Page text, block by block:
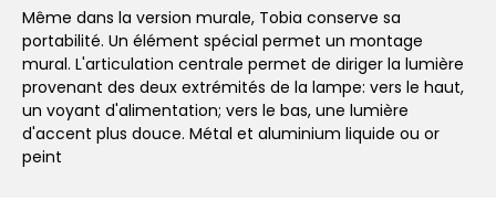
Même dans la version murale, Tobia conserve sa
portabilité. Un élément spécial permet un montage
mural. L'articulation centrale permet de diriger la lumière
provenant des deux extrémités de la lampe: vers le haut,
un voyant d'alimentation; vers le bas, une lumière
d'accent plus douce. Métal et aluminium liquide ou or
peint